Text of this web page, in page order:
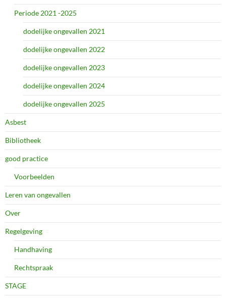
Periode 2021 -2025
dodelijke ongevallen 2021
dodelijke ongevallen 2022
dodelijke ongevallen 2023
dodelijke ongevallen 2024
dodelijke ongevallen 2025
Asbest
Bibliotheek
good practice
Voorbeelden
Leren van ongevallen
Over
Regelgeving
Handhaving
Rechtspraak
STAGE